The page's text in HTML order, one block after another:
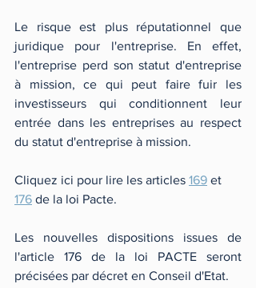
Le risque est plus réputationnel que
juridique pour l'entreprise. En effet,
l'entreprise perd son statut d'entreprise
à mission, ce qui peut faire fuir les
investisseurs qui conditionnent leur
entrée dans les entreprises au respect
du statut d'entreprise à mission.
Cliquez ici pour lire les articles 169 et
176 de la loi Pacte.
Les nouvelles dispositions issues de
l'article 176 de la loi PACTE seront
précisées par décret en Conseil d'Etat.